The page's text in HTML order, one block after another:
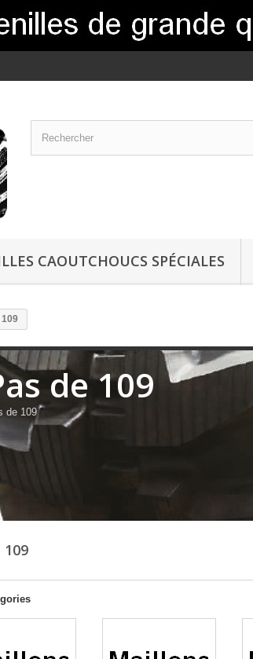
CAOUTCHOUCS SPÉCIALES
de 109
de 109
109